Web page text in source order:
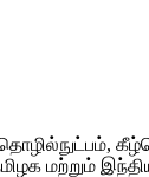
மற்றும்